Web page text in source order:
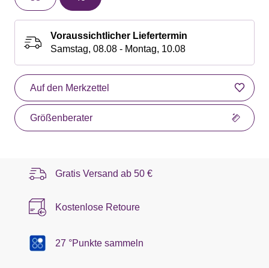
Voraussichtlicher Liefertermin
Samstag, 08.08 - Montag, 10.08
Auf den Merkzettel
Größenberater
Gratis Versand ab 50 €
Kostenlose Retoure
27 °Punkte sammeln